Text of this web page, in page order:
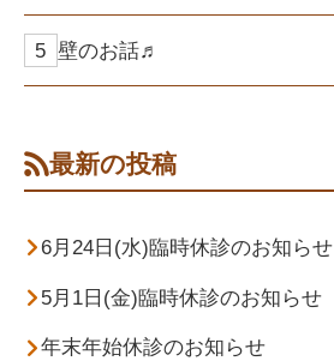
壁のお話♬
最新の投稿
6月24日(水)臨時休診のお知らせ
5月1日(金)臨時休診のお知らせ
年末年始休診のお知らせ